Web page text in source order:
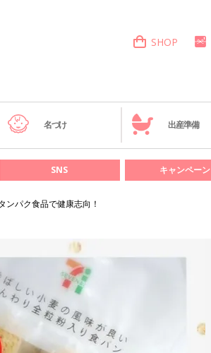
SHOP
名づけ 出産準備
SNS キャンペーン
ンパク食品で健康志向！